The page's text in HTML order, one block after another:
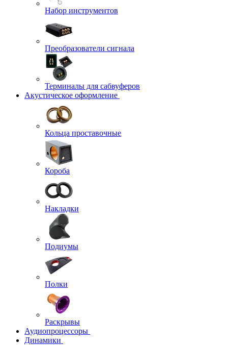
Набор инструментов
Преобразователи сигнала
Терминалы для сабвуферов
Акустическое оформление
Кольца проставочные
Короба
Накладки
Подиумы
Полки
Раскрывы
Аудиопроцессоры
Динамики